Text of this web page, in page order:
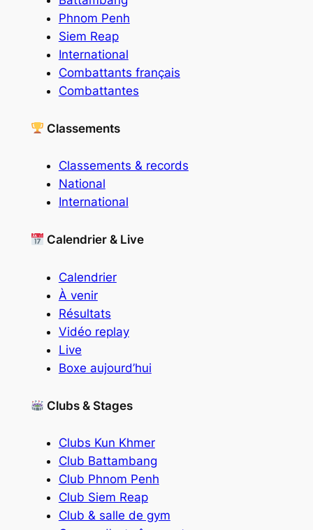
Phnom Penh
Siem Reap
International
Combattants français
Combattantes
Classements
Classements & records
National
International
Calendrier & Live
Calendrier
À venir
Résultats
Vidéo replay
Live
Boxe aujourd’hui
Clubs & Stages
Clubs Kun Khmer
Club Battambang
Club Phnom Penh
Club Siem Reap
Club & salle de gym